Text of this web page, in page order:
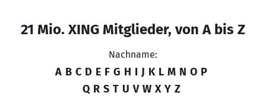
21 Mio. XING Mitglieder, von A bis Z
Nachname:
A B C D E F G H I J K L M N O P
Q R S T U V W X Y Z